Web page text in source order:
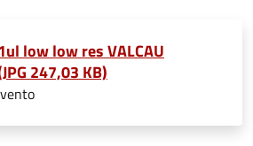
low low res VALCAU
247,03 KB)